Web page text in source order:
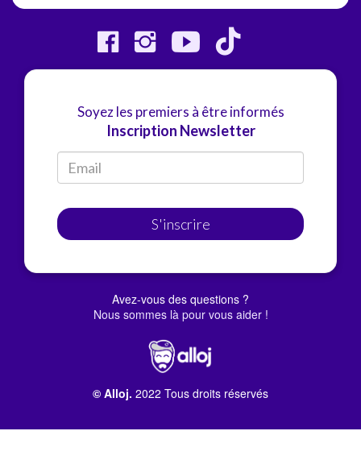
Soyez les premiers à être informés
Inscription Newsletter
S'inscrire
Avez-vous des questions ?
Nous sommes là pour vous aider !
© Alloj. 2022 Tous droits réservés